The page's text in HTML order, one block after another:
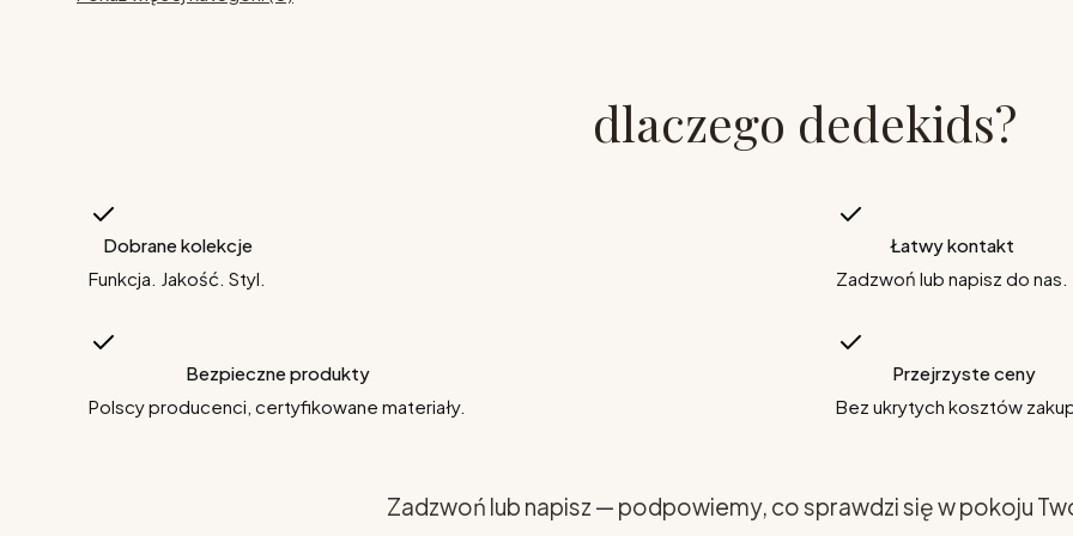
dlaczego dedekids?
Dobrane kolekcje
Funkcja. Jakość. Styl.
Łatwy kontakt
Zadzwoń lub napisz do nas.
Bezpieczne produkty
Polscy producenci, certyfikowane materiały.
Przejrzyste ceny
Bez ukrytych kosztów
Zadzwoń lub napisz — podpowiemy, co sprawdzi się w pokoju